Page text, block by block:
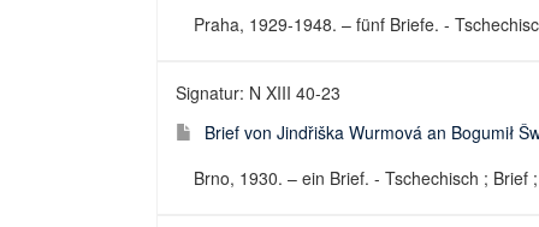
Praha, 1929-1948. – fünf Briefe. -
Signatur: N XIII 40-23
Brief von Jindřiška Wurmová an Bogumił
Brno, 1930. – ein Brief. - Tschechisch ; Brief